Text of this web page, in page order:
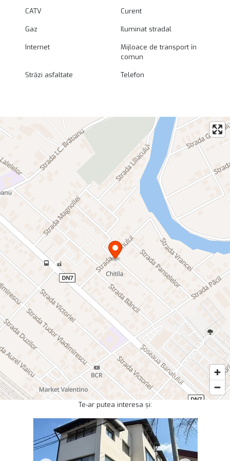
CATV Curent
Gaz Iluminat stradal
Internet
Mijloace de transport în
comun
Străzi asfaltate Telefon
Te-ar putea interesa și: